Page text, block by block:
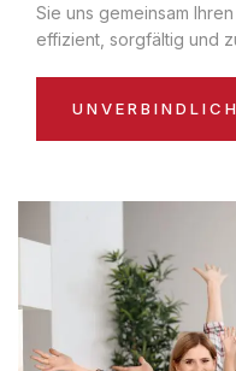
Sie uns gemeinsam
effizient, sorgfältig und